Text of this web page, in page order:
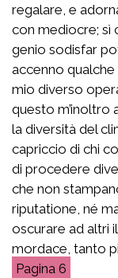
regalare, e
con mediocre; sì
genio sodisfar
accenno qualche
mio diverso
questo m’inoltro
la diversità del
capriccio di chi
di procedere
che non
riputatione, né
oscurare ad altri
mordace, tanto
6